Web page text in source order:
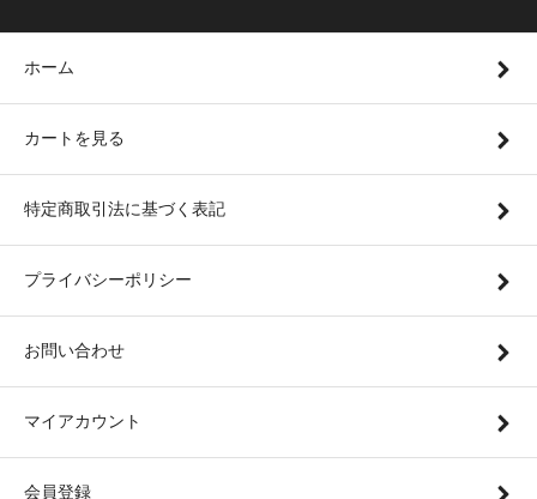
ホーム
カートを見る
特定商取引法に基づく表記
プライバシーポリシー
お問い合わせ
マイアカウント
会員登録